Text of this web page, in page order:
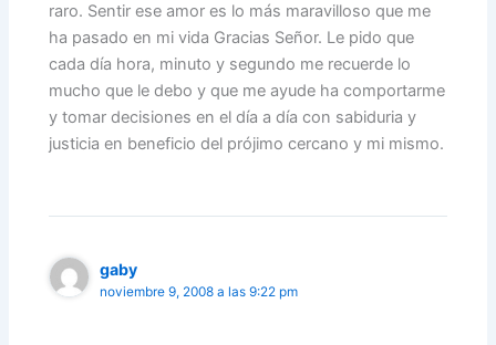
raro. Sentir ese amor es lo más maravilloso que me
ha pasado en mi vida Gracias Señor. Le pido que
cada día hora, minuto y segundo me recuerde lo
mucho que le debo y que me ayude ha comportarme
y tomar decisiones en el día a día con sabiduria y
justicia en beneficio del prójimo cercano y mi mismo.
gaby
noviembre 9, 2008 a las 9:22 pm